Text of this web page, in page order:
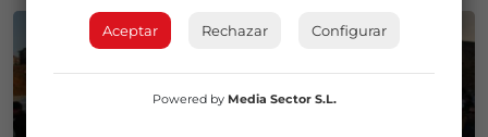
Aceptar Rechazar Configurar
Powered by Media Sector S.L.